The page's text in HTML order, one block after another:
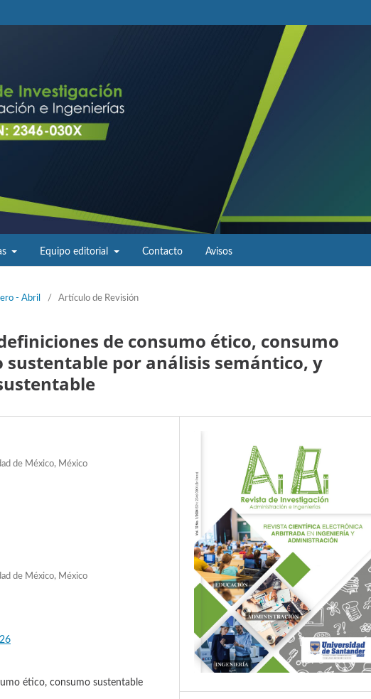
Equipo editorial Contacto Avisos
- Abril / Artículo de Revisión
de consumo ético, consumo
sustentable por análisis semántico, y
de México, México
de México, México
ético, consumo sustentable